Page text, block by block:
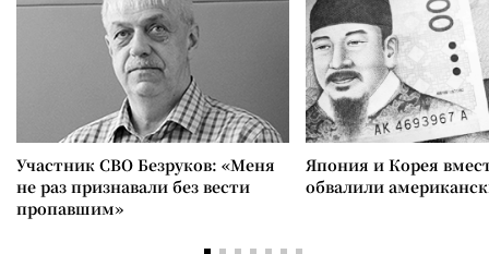
Участник СВО Безруков: «Меня
не раз признавали без вести
пропавшим»
Япония и Корея
обвалили